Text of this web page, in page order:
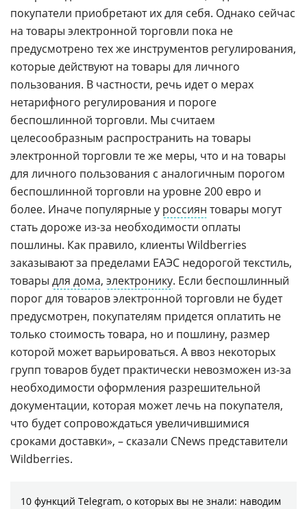
покупатели приобретают их для себя. Однако сейчас
на товары электронной торговли пока не
предусмотрено тех же инструментов регулирования,
которые действуют на товары для личного
пользования. В частности, речь идет о мерах
нетарифного регулирования и пороге
беспошлинной торговли. Мы считаем
целесообразным распространить на товары
электронной торговли те же меры, что и на товары
для личного пользования с аналогичным порогом
беспошлинной торговли на уровне 200 евро и
более. Иначе популярные у россиян товары могут
стать дороже из-за необходимости оплаты
пошлины. Как правило, клиенты Wildberries
заказывают за пределами ЕАЭС недорогой текстиль,
товары для дома, электронику. Если беспошлинный
порог для товаров электронной торговли не будет
предусмотрен, покупателям придется оплатить не
только стоимость товара, но и пошлину, размер
которой может варьироваться. А ввоз некоторых
групп товаров будет практически невозможен из-за
необходимости оформления разрешительной
документации, которая может лечь на покупателя,
что будет сопровождаться увеличившимися
сроками доставки», – сказали CNews представители
Wildberries.
10 функций Telegram, о которых вы не знали: наводим